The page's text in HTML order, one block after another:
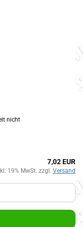
nicht
7,02 EUR
19% MwSt. zzgl. Versand